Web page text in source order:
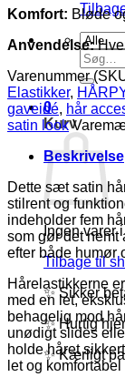
Søg
efter:
0
Kurv
Ingen varer
Tilbage til
✨ Sikker
✨ Hurtig
✨ Kærligt
Komfort: Bløde
Anvendelse:
Varenummer
Elastikker,
gaveidé, hår
satin look
Beskrivelse
Dette sæt satin
stilrent og
indeholder fem
som gør det nemt
efter både humør
Hårelastikkerne
med en let,
behagelig mod
unødigt slides
holde håret
let og